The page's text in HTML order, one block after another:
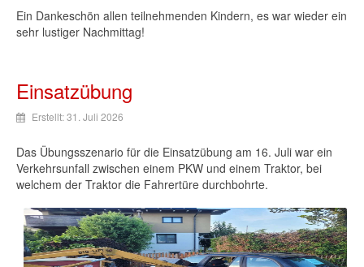
Ein Dankeschön allen teilnehmenden Kindern, es war wieder ein
sehr lustiger Nachmittag!
Einsatzübung
Erstellt: 31. Juli 2026
Das Übungsszenario für die Einsatzübung am 16. Juli war ein
Verkehrsunfall zwischen einem PKW und einem Traktor, bei
welchem der Traktor die Fahrertüre durchbohrte.